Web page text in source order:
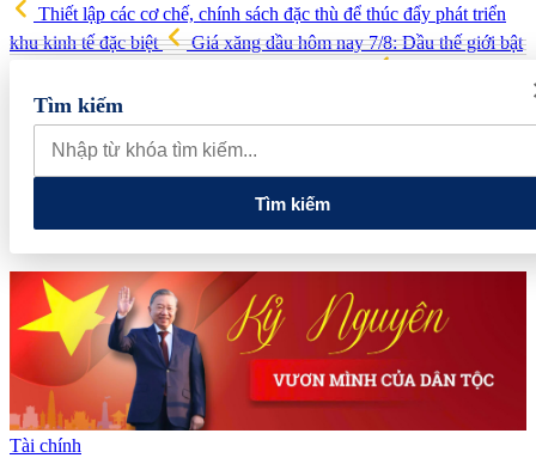
Thiết lập các cơ chế, chính sách đặc thù để thúc đẩy phát triển
khu kinh tế đặc biệt
Giá xăng dầu hôm nay 7/8: Dầu thế giới bật
nay 7/8: Khu vực Lâm Đồng giữ đỉnh 141.000 đồng/kg
phê hôm nay 7/8: Thị trường bật tăng, cao nhất lên 99.000 đồng/kg
Phát triển tối thiểu 20 doanh nghiệp làm chủ công nghệ, sản
phẩm công nghệ chiến lược
Tìm kiếm
Tìm kiếm
Tài chính